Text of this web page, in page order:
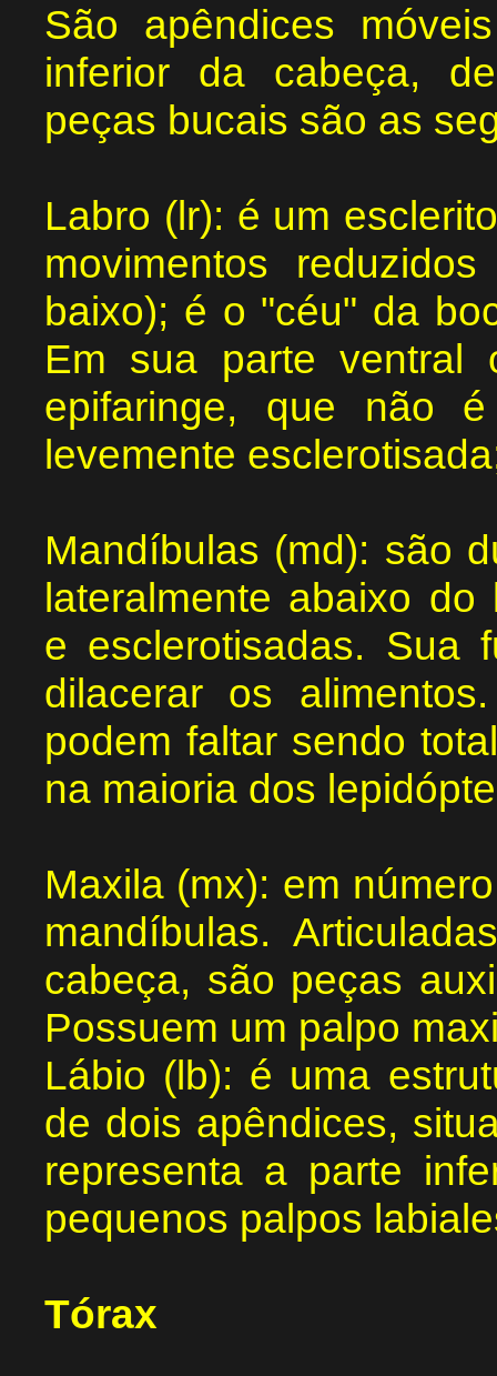
São apêndices
inferior da cabeça,
peças bucais são as
Labro (lr): é um
movimentos
baixo); é o "céu" da
Em sua parte ventral
epifaringe, que não
levemente
Mandíbulas (md): são
lateralmente abaixo do
e esclerotisadas. Sua
dilacerar os
podem faltar sendo
na maioria dos
Maxila (mx): em
mandíbulas.
cabeça, são peças
Possuem um palpo
Lábio (lb): é uma
de dois apêndices,
representa a parte
pequenos palpos
Tórax